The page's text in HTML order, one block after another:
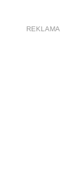
REKLAMA